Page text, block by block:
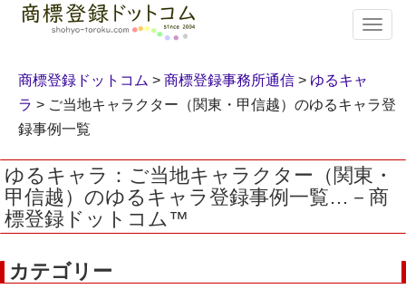
T
o
l
e
v
i
g
o
商標登録ドットコム > 商標登録事務所通信 > ゆるキャ
ラ > ご当地キャラクター（関東・甲信越）のゆるキャラ登
録事例一覧
ゆるキャラ：ご当地キャラクター（関東・
甲信越）のゆるキャラ登録事例一覧…－商
標登録ドットコム™
カテゴリー